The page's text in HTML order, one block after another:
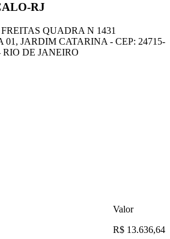
RJ
QUADRA N 1431
01, JARDIM CATARINA - CEP: 24715-
DE JANEIRO
Valor
R$ 13.636,64